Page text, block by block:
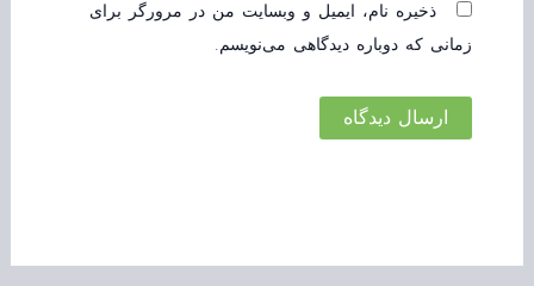
ذخیره نام، ایمیل و وبسایت من در مرورگر برای
زمانی که دوباره دیدگاهی می‌نویسم.